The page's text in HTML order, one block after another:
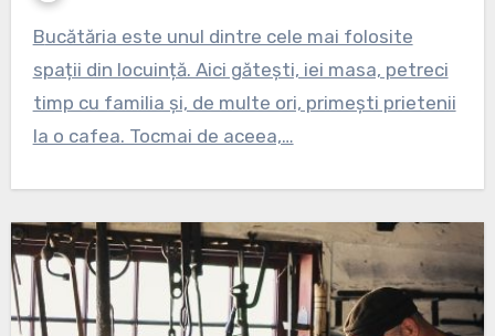
Bucătăria este unul dintre cele mai folosite
spații din locuință. Aici gătești, iei masa, petreci
timp cu familia și, de multe ori, primești prietenii
la o cafea. Tocmai de aceea,…